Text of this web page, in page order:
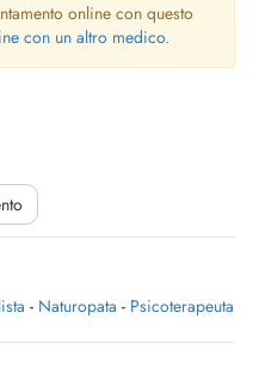
online con questo
con un altro medico.
- Naturopata - Psicoterapeuta